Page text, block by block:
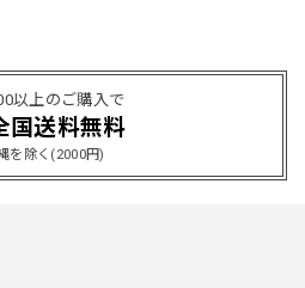
以上のご購入で
国送料無料
を除く(2000円)
イイし可愛いです！こういうのっ
ないようなデザインだと思うので
だ写真の通り袖の方が明らかに長
Lサイズで袖はかなり余る感じで